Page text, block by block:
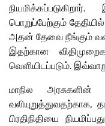
பொறுப்பேற்கும்
அதன் தேவை நீங்கும் வரை
இதற்கான
வெளியிடப்படும்.
மாநில
வலியுறுத்துவதற்காக,
பிரதிநிதியை